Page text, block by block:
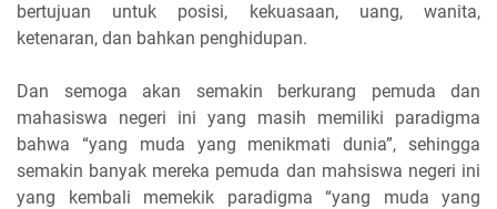
bertujuan untuk posisi, kekuasaan, uang, wanita,
ketenaran, dan bahkan penghidupan.
Dan semoga akan semakin berkurang pemuda dan
mahasiswa negeri ini yang masih memiliki paradigma
bahwa “yang muda yang menikmati dunia”, sehingga
semakin banyak mereka pemuda dan mahsiswa negeri ini
yang kembali memekik paradigma “yang muda yang